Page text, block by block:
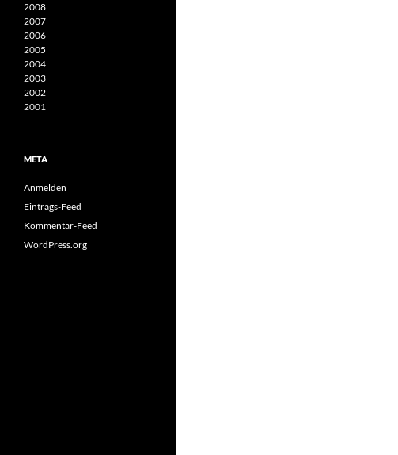
2008
2007
2006
2005
2004
2003
2002
2001
META
Anmelden
Eintrags-Feed
Kommentar-Feed
WordPress.org